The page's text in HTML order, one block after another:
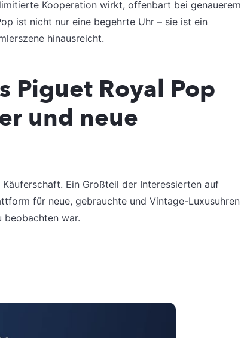
Kooperation wirkt, offenbart bei genauerem
ist nicht nur eine begehrte Uhr – sie ist ein
hinausreicht.
Piguet Royal Pop
und neue
Ein Großteil der Interessierten auf
für neue, gebrauchte und Vintage-Luxusuhren
beobachten war.